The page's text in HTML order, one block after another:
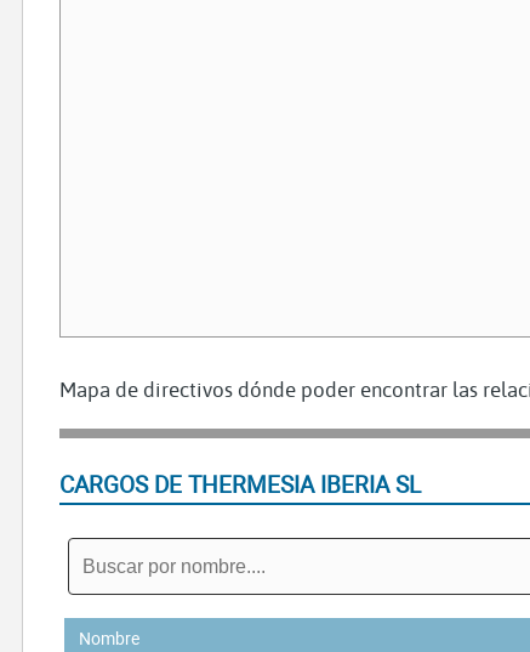
Mapa de directivos dónde poder encontrar las
CARGOS DE THERMESIA IBERIA SL
Nombre